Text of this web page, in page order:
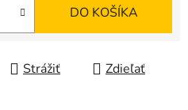
DO KOŠÍKA
Strážiť Zdieľať